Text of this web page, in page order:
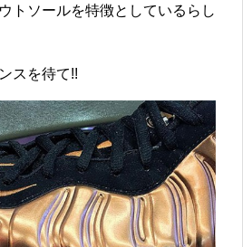
トソールを特徴としているらし
スを待て!!